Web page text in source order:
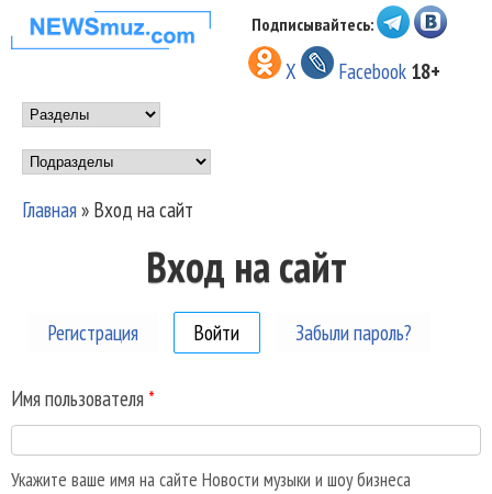
Перейти к основному
содержанию
НОВОСТИ
МУЗЫКИ И
ШОУ БИЗНЕСА
NEWSMUZ.COM
Подписывайтесь:
X Facebook 18+
Main menu
Подразделы
Вы здесь
Главная» Вход на сайт
Вход на сайт
Регистрация Войти (активная вкладка)
Забыли пароль?
Имя пользователя *
Укажите ваше имя на сайте Новости музыки и шоу бизнеса